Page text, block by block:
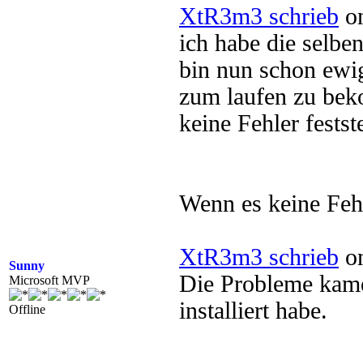
Sunny
Microsoft MVP
Offline
XtR3m3 schrieb
ich habe die
bin nun schon
zum laufen zu
keine Fehler
Wenn es keine
XtR3m3 schrieb
Die Probleme
installiert habe.